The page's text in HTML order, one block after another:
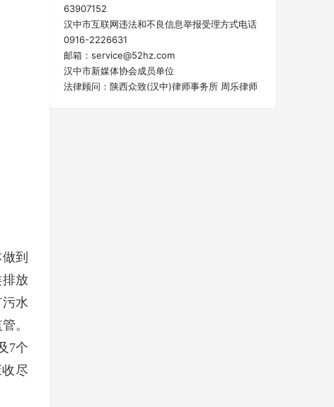
到
放
水
。
7个
尽
63907152
汉中市互联网违法和不良信息举报受理方式电话
0916-2226631
邮箱：service@52hz.com
汉中市新媒体协会成员单位
法律顾问：陕西众致(汉中)律师事务所 周乐律师